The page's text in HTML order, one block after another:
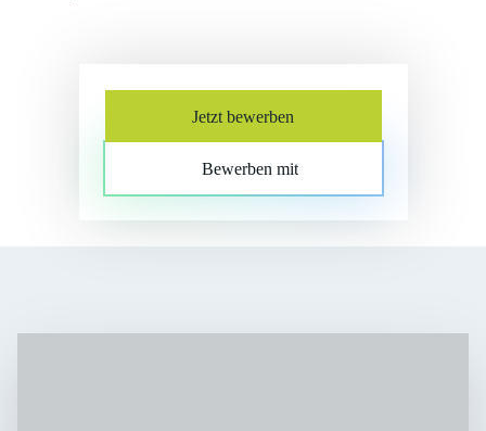
Jetzt bewerben
Bewerben mit